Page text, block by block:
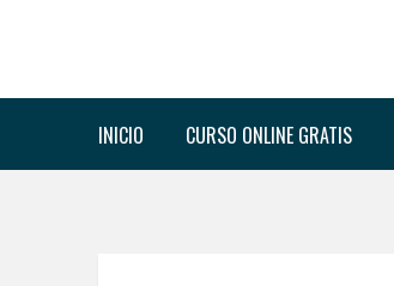
INICIO CURSO ONLINE GRATIS